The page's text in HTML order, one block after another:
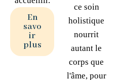
En
savo
ir
plus
ce soin
holistique
nourrit
autant le
corps que
l'âme, pour